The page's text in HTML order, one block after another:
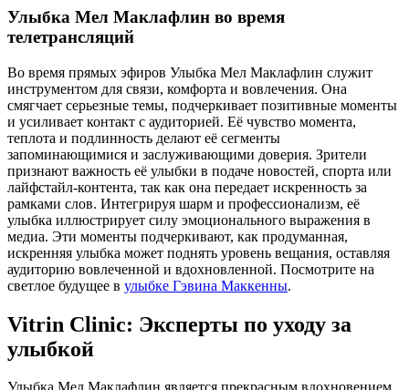
Улыбка Мел Маклафлин во время
телетрансляций
Во время прямых эфиров Улыбка Мел Маклафлин служит
инструментом для связи, комфорта и вовлечения. Она
смягчает серьезные темы, подчеркивает позитивные моменты
и усиливает контакт с аудиторией. Её чувство момента,
теплота и подлинность делают её сегменты
запоминающимися и заслуживающими доверия. Зрители
признают важность её улыбки в подаче новостей, спорта или
лайфстайл-контента, так как она передает искренность за
рамками слов. Интегрируя шарм и профессионализм, её
улыбка иллюстрирует силу эмоционального выражения в
медиа. Эти моменты подчеркивают, как продуманная,
искренняя улыбка может поднять уровень вещания, оставляя
аудиторию вовлеченной и вдохновленной. Посмотрите на
светлое будущее в улыбке Гэвина Маккенны.
Vitrin Clinic: Эксперты по уходу за
улыбкой